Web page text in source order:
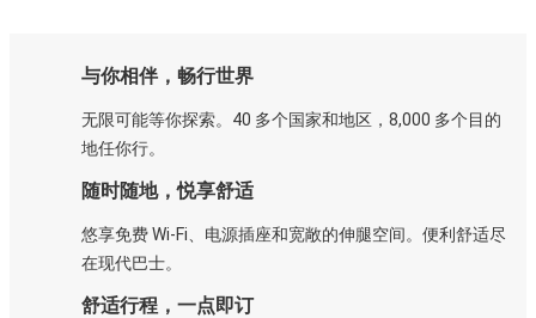
与你相伴，畅行世界
无限可能等你探索。40 多个国家和地区，8,000 多个目的
地任你行。
随时随地，悦享舒适
悠享免费 Wi-Fi、电源插座和宽敞的伸腿空间。便利舒适尽
在现代巴士。
舒适行程，一点即订